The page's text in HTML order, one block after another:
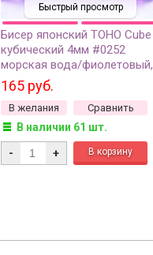
Быстрый просмотр
Бисер японский TOHO Cube
кубический 4мм #0252
морская вода/фиолетовый,
окрашенный изнутри, 5
грамм
165 руб.
В желания Сравнить
В наличии 61 шт.
- +